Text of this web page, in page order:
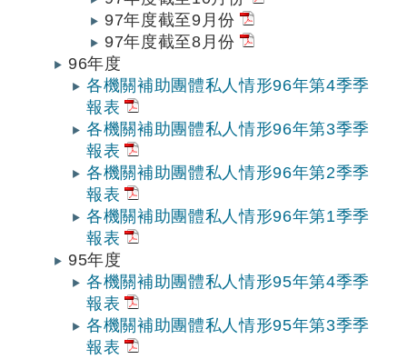
97年度截至9月份
97年度截至8月份
96年度
各機關補助團體私人情形96年第4季季
報表
各機關補助團體私人情形96年第3季季
報表
各機關補助團體私人情形96年第2季季
報表
各機關補助團體私人情形96年第1季季
報表
95年度
各機關補助團體私人情形95年第4季季
報表
各機關補助團體私人情形95年第3季季
報表